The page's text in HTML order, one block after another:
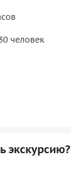
человек
экскурсию?